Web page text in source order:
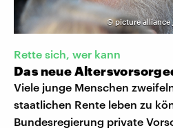
©picture alliance
Rette sich, wer kann
Das neue
Viele junge Menschen
staatlichen Rente leben zu
Bundesregierung private